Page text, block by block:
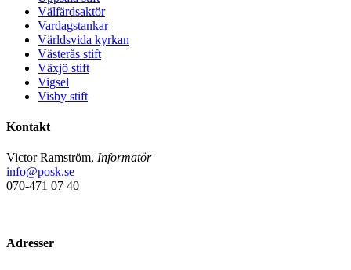
Välfärdsaktör
Vardagstankar
Världsvida kyrkan
Västerås stift
Växjö stift
Vigsel
Visby stift
Kontakt
Victor Ramström, Informatör
info@posk.se
070-471 07 40
Adresser